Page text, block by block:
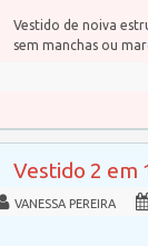
Vestido de noiva
sem manchas ou
Vestido 2 em
VANESSA PEREIRA